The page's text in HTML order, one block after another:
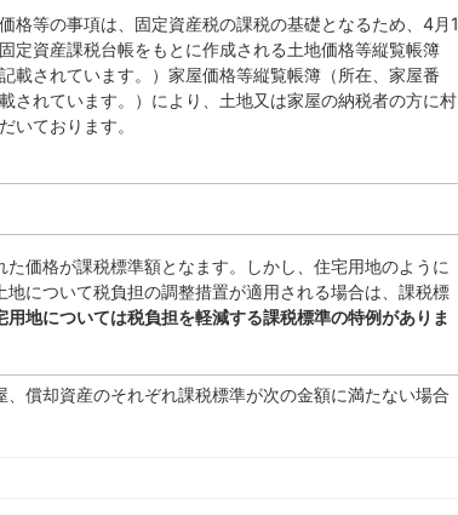
格等の事項は、固定資産税の課税の基礎となるため、4月1
定資産課税台帳をもとに作成される土地価格等縦覧帳簿
載されています。）家屋価格等縦覧帳簿（所在、家屋番
されています。）により、土地又は家屋の納税者の方に村
いております。
価格が課税標準額となます。しかし、住宅用地のように
について税負担の調整措置が適用される場合は、課税標
用地については税負担を軽減する課税標準の特例がありま
償却資産のそれぞれ課税標準が次の金額に満たない場合